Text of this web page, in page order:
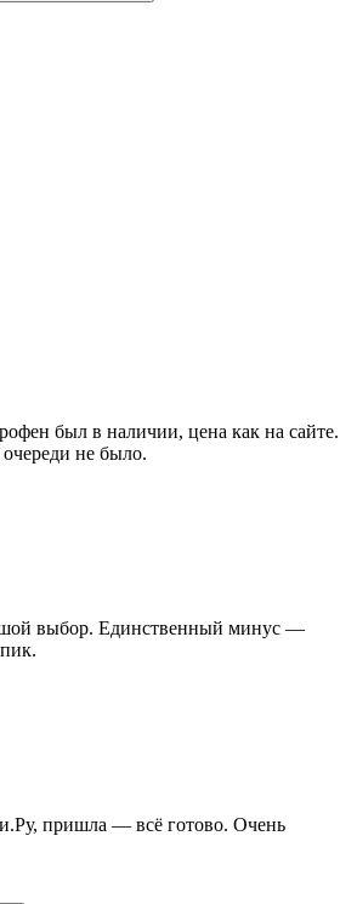
был в наличии, цена как на сайте.
не было.
выбор. Единственный минус —
пришла — всё готово. Очень